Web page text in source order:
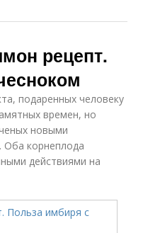
рецепт.
подаренных человеку
времен, но
новыми
Оба корнеплода
действиями на